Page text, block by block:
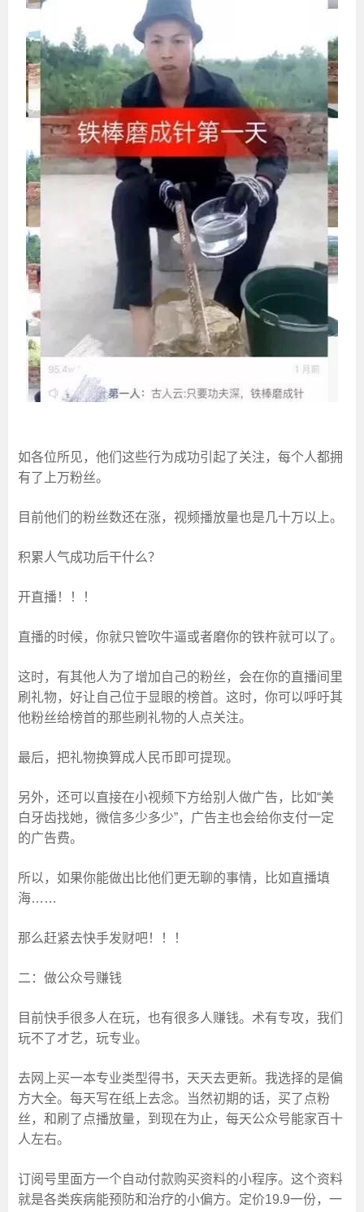
如各位所见，他们这些行为成功引起了关注，每个人都拥
有了上万粉丝。
目前他们的粉丝数还在涨，视频播放量也是几十万以上。
积累人气成功后干什么？
开直播！！！
直播的时候，你就只管吹牛逼或者磨你的铁杵就可以了。
这时，有其他人为了增加自己的粉丝，会在你的直播间里
刷礼物，好让自己位于显眼的榜首。这时，你可以呼吁其
他粉丝给榜首的那些刷礼物的人点关注。
最后，把礼物换算成人民币即可提现。
另外，还可以直接在小视频下方给别人做广告，比如“美
白牙齿找她，微信多少多少”，广告主也会给你支付一定
的广告费。
所以，如果你能做出比他们更无聊的事情，比如直播填
海……
那么赶紧去快手发财吧！！！
二：做公众号赚钱
目前快手很多人在玩，也有很多人赚钱。术有专攻，我们
玩不了才艺，玩专业。
去网上买一本专业类型得书，天天去更新。我选择的是偏
方大全。每天写在纸上去念。当然初期的话，买了点粉
丝，和刷了点播放量，到现在为止，每天公众号能家百十
人左右。
订阅号里面方一个自动付款购买资料的小程序。这个资料
就是各类疾病能预防和治疗的小偏方。定价19.9一份，一